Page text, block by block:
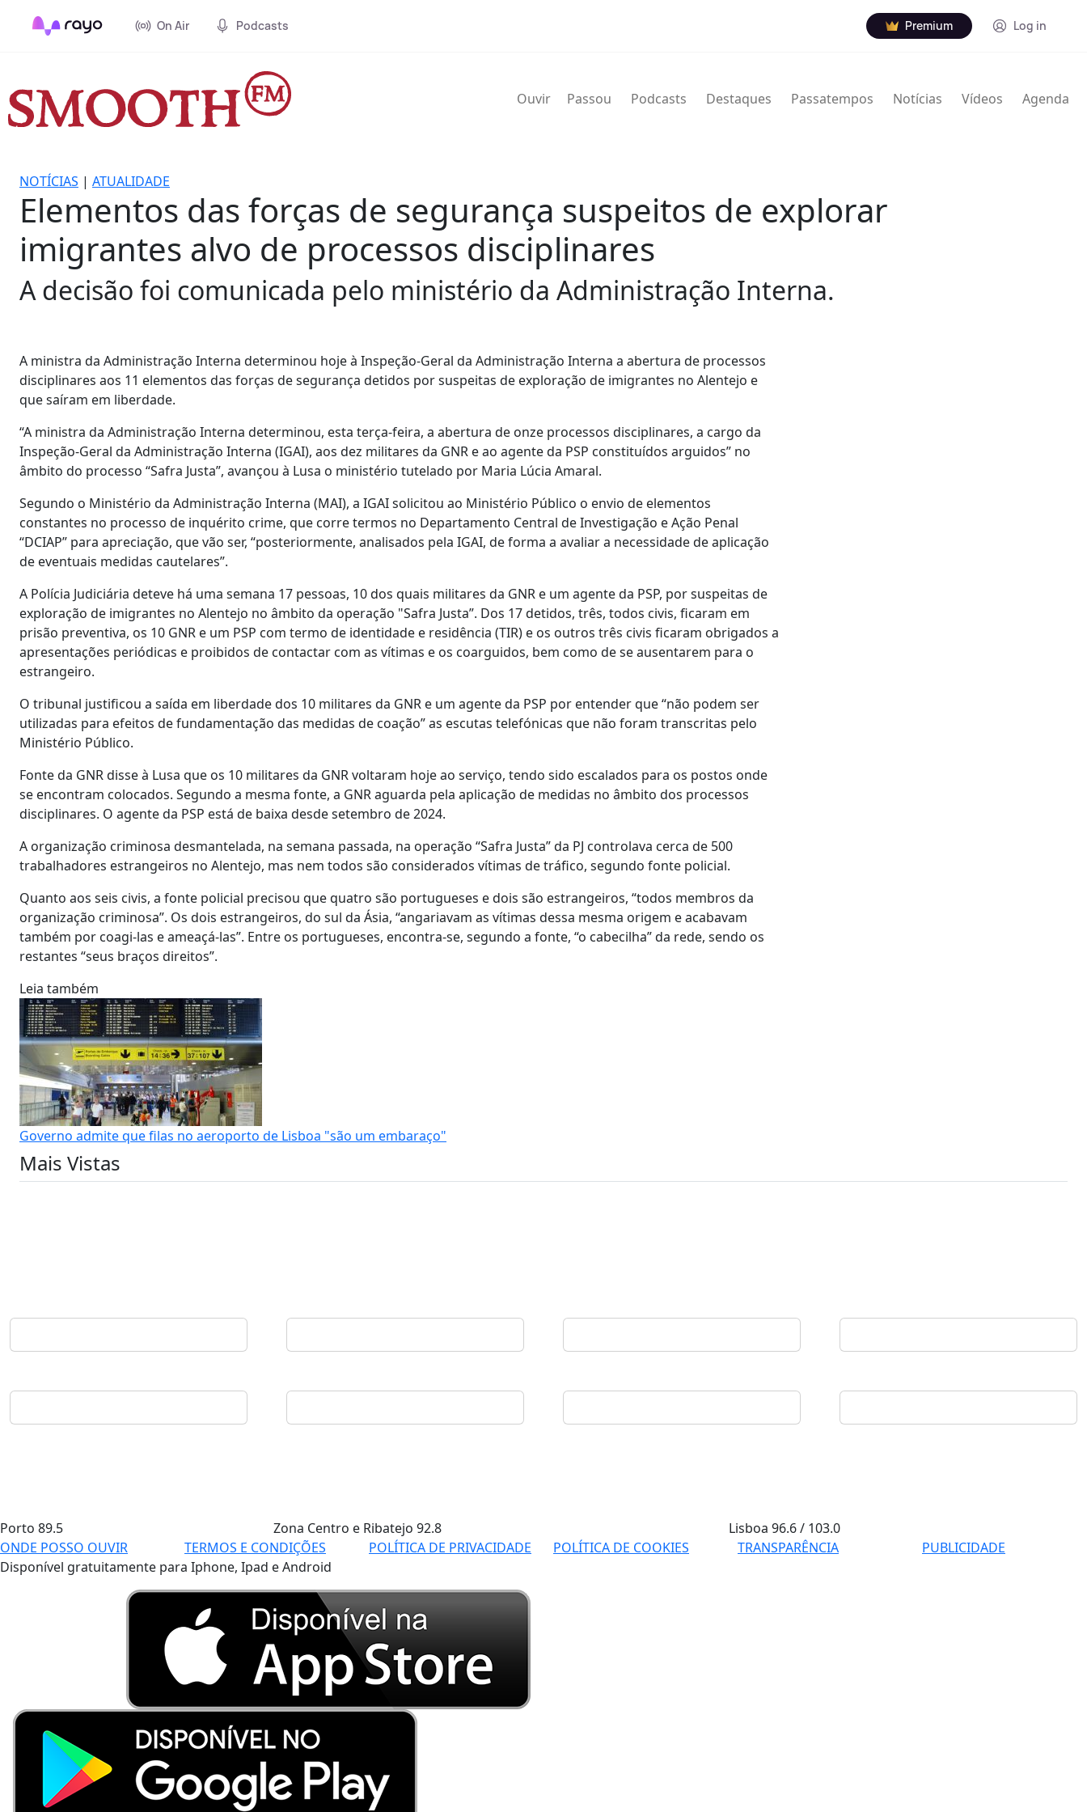
On Air Podcasts Premium Log in
Ouvir Passou Podcasts Destaques Passatempos Notícias Vídeos Agenda
NOTÍCIAS | ATUALIDADE
Elementos das forças de segurança suspeitos de explorar
imigrantes alvo de processos disciplinares
A decisão foi comunicada pelo ministério da Administração Interna.
A ministra da Administração Interna determinou hoje à Inspeção-Geral da Administração Interna a abertura de processos
disciplinares aos 11 elementos das forças de segurança detidos por suspeitas de exploração de imigrantes no Alentejo e
que saíram em liberdade.
“A ministra da Administração Interna determinou, esta terça-feira, a abertura de onze processos disciplinares, a cargo da
Inspeção-Geral da Administração Interna (IGAI), aos dez militares da GNR e ao agente da PSP constituídos arguidos” no
âmbito do processo “Safra Justa”, avançou à Lusa o ministério tutelado por Maria Lúcia Amaral.
Segundo o Ministério da Administração Interna (MAI), a IGAI solicitou ao Ministério Público o envio de elementos
constantes no processo de inquérito crime, que corre termos no Departamento Central de Investigação e Ação Penal
“DCIAP” para apreciação, que vão ser, “posteriormente, analisados pela IGAI, de forma a avaliar a necessidade de aplicação
de eventuais medidas cautelares”.
A Polícia Judiciária deteve há uma semana 17 pessoas, 10 dos quais militares da GNR e um agente da PSP, por suspeitas de
exploração de imigrantes no Alentejo no âmbito da operação "Safra Justa”. Dos 17 detidos, três, todos civis, ficaram em
prisão preventiva, os 10 GNR e um PSP com termo de identidade e residência (TIR) e os outros três civis ficaram obrigados a
apresentações periódicas e proibidos de contactar com as vítimas e os coarguidos, bem como de se ausentarem para o
estrangeiro.
O tribunal justificou a saída em liberdade dos 10 militares da GNR e um agente da PSP por entender que “não podem ser
utilizadas para efeitos de fundamentação das medidas de coação” as escutas telefónicas que não foram transcritas pelo
Ministério Público.
Fonte da GNR disse à Lusa que os 10 militares da GNR voltaram hoje ao serviço, tendo sido escalados para os postos onde
se encontram colocados. Segundo a mesma fonte, a GNR aguarda pela aplicação de medidas no âmbito dos processos
disciplinares. O agente da PSP está de baixa desde setembro de 2024.
A organização criminosa desmantelada, na semana passada, na operação “Safra Justa” da PJ controlava cerca de 500
trabalhadores estrangeiros no Alentejo, mas nem todos são considerados vítimas de tráfico, segundo fonte policial.
Quanto aos seis civis, a fonte policial precisou que quatro são portugueses e dois são estrangeiros, “todos membros da
organização criminosa”. Os dois estrangeiros, do sul da Ásia, “angariavam as vítimas dessa mesma origem e acabavam
também por coagi-las e ameaçá-las”. Entre os portugueses, encontra-se, segundo a fonte, “o cabecilha” da rede, sendo os
restantes “seus braços direitos”.
Leia também
Governo admite que filas no aeroporto de Lisboa "são um embaraço"
Mais Vistas
Porto 89.5 Zona Centro e Ribatejo 92.8 Lisboa96.6 / 103.0
ONDE POSSO OUVIR
TERMOS E CONDIÇÕES POLÍTICA DE PRIVACIDADE POLÍTICA DE COOKIES TRANSPARÊNCIA
PUBLICIDADE
Disponível gratuitamente para Iphone, Ipad e Android